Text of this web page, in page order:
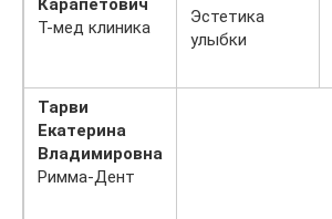
Т-мед клиника
Эстетика
улыбки
Тарви
Екатерина
Владимировна
Римма-Дент